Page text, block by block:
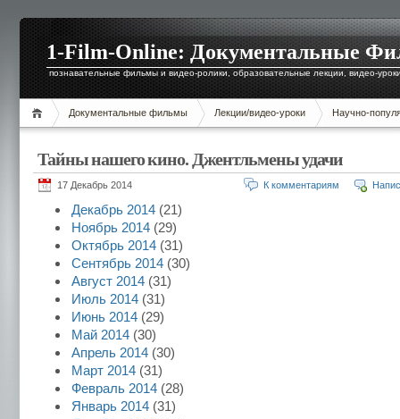
1-Film-Online: Документальные
познавательные фильмы и видео-ролики, образовательные лекции, видео-
Документальные фильмы Лекции/видео-уроки Научно-
Тайны нашего кино. Джентльмены удачи
17 Декабрь 2014 К комментариям
Декабрь 2014 (21)
Ноябрь 2014 (29)
Октябрь 2014 (31)
Сентябрь 2014 (30)
Август 2014 (31)
Июль 2014 (31)
Июнь 2014 (29)
Май 2014 (30)
Апрель 2014 (30)
Март 2014 (31)
Февраль 2014 (28)
Январь 2014 (31)